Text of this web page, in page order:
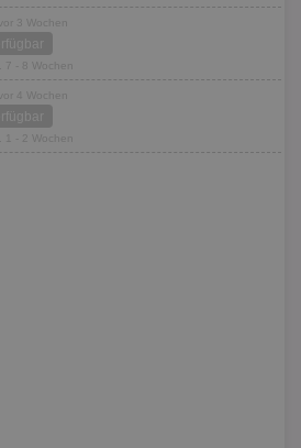
3 Wochen
7 - 8 Wochen
4 Wochen
1 - 2 Wochen